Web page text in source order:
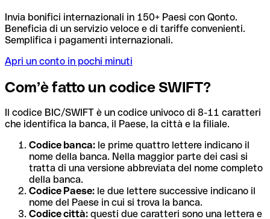
Invia bonifici internazionali in 150+ Paesi con Qonto.
Beneficia di un servizio veloce e di tariffe convenienti.
Semplifica i pagamenti internazionali.
Apri un conto in pochi minuti
Com’è fatto un codice SWIFT?
Il codice BIC/SWIFT è un codice univoco di 8-11 caratteri
che identifica la banca, il Paese, la città e la filiale.
Codice banca: le prime quattro lettere indicano il
nome della banca. Nella maggior parte dei casi si
tratta di una versione abbreviata del nome completo
della banca.
Codice Paese: le due lettere successive indicano il
nome del Paese in cui si trova la banca.
Codice città: questi due caratteri sono una lettera e